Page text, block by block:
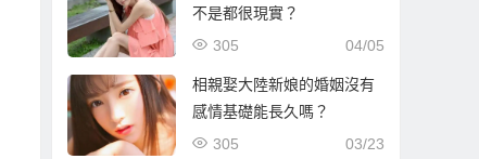
不是都很現實？
04/05
305
相親娶大陸新娘的婚姻沒有
感情基礎能長久嗎？
03/23
305